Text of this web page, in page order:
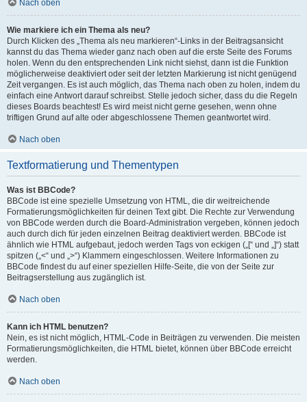
Nach oben
Wie markiere ich ein Thema als neu?
Durch Klicken des „Thema als neu markieren“-Links in der Beitragsansicht
kannst du das Thema wieder ganz nach oben auf die erste Seite des Forums
holen. Wenn du den entsprechenden Link nicht siehst, dann ist die Funktion
möglicherweise deaktiviert oder seit der letzten Markierung ist nicht genügend
Zeit vergangen. Es ist auch möglich, das Thema nach oben zu holen, indem du
einfach eine Antwort darauf schreibst. Stelle jedoch sicher, dass du die Regeln
dieses Boards beachtest! Es wird meist nicht gerne gesehen, wenn ohne
triftigen Grund auf alte oder abgeschlossene Themen geantwortet wird.
Nach oben
Textformatierung und Thementypen
Was ist BBCode?
BBCode ist eine spezielle Umsetzung von HTML, die dir weitreichende
Formatierungsmöglichkeiten für deinen Text gibt. Die Rechte zur Verwendung
von BBCode werden durch die Board-Administration vergeben, können jedoch
auch durch dich für jeden einzelnen Beitrag deaktiviert werden. BBCode ist
ähnlich wie HTML aufgebaut, jedoch werden Tags von eckigen („[“ und „]“) statt
spitzen („<“ und „>“) Klammern eingeschlossen. Weitere Informationen zu
BBCode findest du auf einer speziellen Hilfe-Seite, die von der Seite zur
Beitragserstellung aus zugänglich ist.
Nach oben
Kann ich HTML benutzen?
Nein, es ist nicht möglich, HTML-Code in Beiträgen zu verwenden. Die meisten
Formatierungsmöglichkeiten, die HTML bietet, können über BBCode erreicht
werden.
Nach oben